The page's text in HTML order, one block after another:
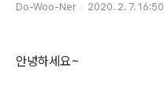
Do-Woo-Ner 2020. 2. 7. 16:50
안녕하세요~